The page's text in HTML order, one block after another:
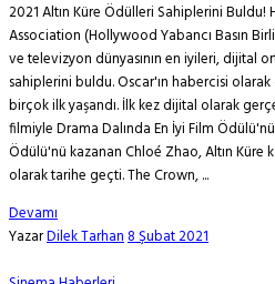
2021 Altın Küre Ödülleri Sahiplerini
Association (Hollywood Yabancı Basın
ve televizyon dünyasının en iyileri, dijital
sahiplerini buldu. Oscar'ın habercisi
birçok ilk yaşandı. İlk kez dijital olarak
filmiyle Drama Dalında En İyi Film
Ödülü'nü kazanan Chloé Zhao, Altın Küre
olarak tarihe geçti. The Crown, ...
Devamı
YazarDilek Tarhan8 Şubat 2021